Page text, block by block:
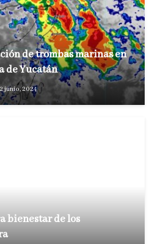
de trombas marinas en
de Yucatán
junio, 2024
bienestar de los